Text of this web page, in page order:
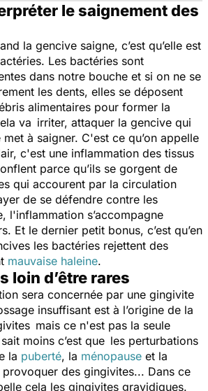
le saignement des
la gencive saigne, c’est qu’elle est
Les bactéries sont
dans notre bouche et si on ne se
les dents, elles se déposent
alimentaires pour former la
va irriter, attaquer la gencive qui
à saigner. C'est ce qu’on appelle
c'est une inflammation des tissus
parce qu’ils se gorgent de
qui accourent par la circulation
de se défendre contre les
l'inflammation s’accompagne
Et le dernier petit bonus, c’est qu’en
les bactéries rejettent des
mauvaise haleine.
loin d’être rares
sera concernée par une gingivite
insuffisant est à l’origine de la
mais ce n'est pas la seule
moins c’est que les perturbations
la puberté, la ménopause et la
provoquer des gingivites... Dans ce
cela les gingivites gravidiques.